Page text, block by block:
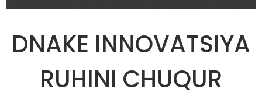
DNAKE INNOVATSIYA
RUHINI CHUQUR